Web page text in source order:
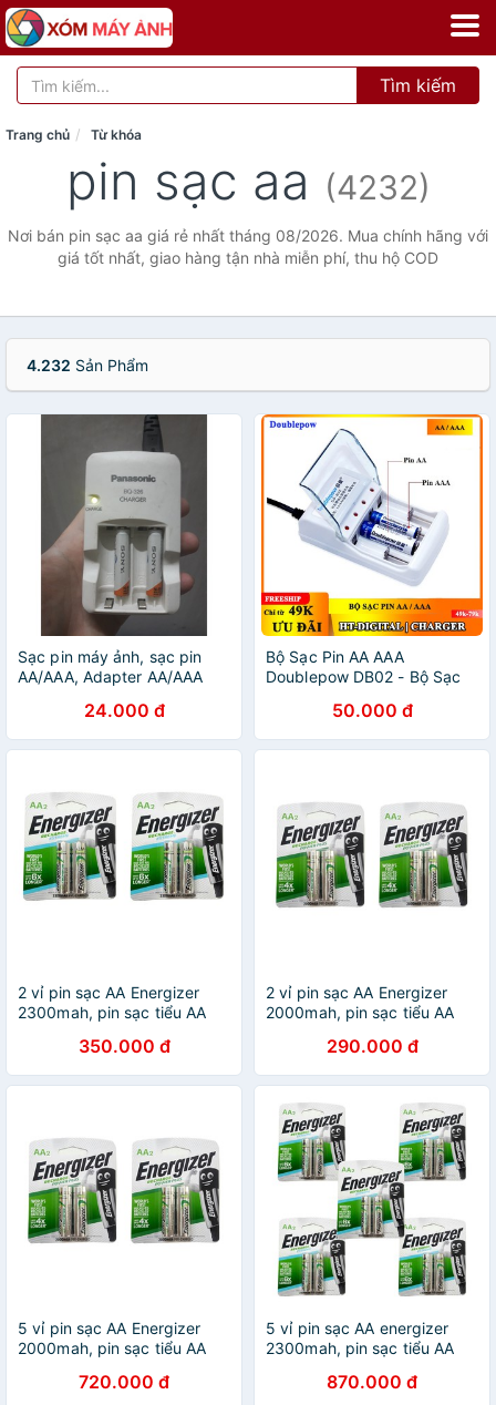
Tìm kiếm
Trang chủ Từ khóa
pin sạc aa (4232)
Nơi bán pin sạc aa giá rẻ nhất tháng 08/2026. Mua chính hãng với
giá tốt nhất, giao hàng tận nhà miễn phí, thu hộ COD
4.232 Sản Phẩm
Sạc pin máy ảnh, sạc pin
AA/AAA, Adapter AA/AAA
24.000 đ
Bộ Sạc Pin AA AAA
Doublepow DB02 - Bộ Sạc
50.000 đ
2 vỉ pin sạc AA Energizer
2300mah, pin sạc tiểu AA
350.000 đ
2 vỉ pin sạc AA Energizer
2000mah, pin sạc tiểu AA
290.000 đ
5 vỉ pin sạc AA Energizer
2000mah, pin sạc tiểu AA
720.000 đ
5 vỉ pin sạc AA energizer
2300mah, pin sạc tiểu AA
870.000 đ